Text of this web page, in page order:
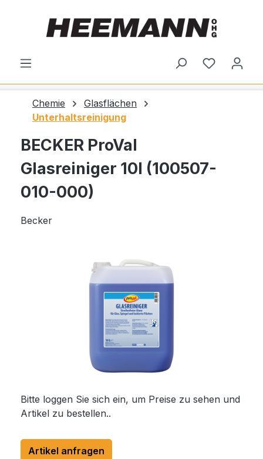
Du hast 0
Chemie
Glasflächen
Unterhaltsreinigung
BECKER ProVal
Glasreiniger 10l (100507-
010-000)
Becker
Bildergalerie überspringen
Bitte loggen Sie sich ein, um Preise zu sehen und
Artikel zu bestellen..
Artikel anfragen